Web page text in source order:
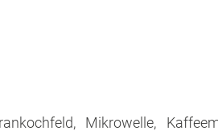
Mikrowelle,